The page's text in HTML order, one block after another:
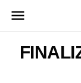
para
conteúdo